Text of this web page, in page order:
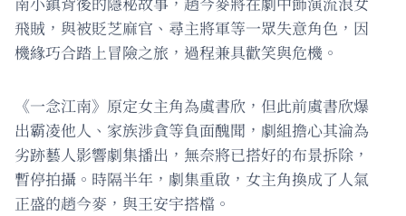
飛賊，與被貶芝麻官、尋主將軍等一眾失意角色，因
機緣巧合踏上冒險之旅，過程兼具歡笑與危機。
《一念江南》原定女主角為虞書欣，但此前虞書欣爆
出霸凌他人、家族涉貪等負面醜聞，劇組擔心其淪為
劣跡藝人影響劇集播出，無奈將已搭好的布景拆除，
暫停拍攝。時隔半年，劇集重啟，女主角換成了人氣
正盛的趙今麥，與王安宇搭檔。